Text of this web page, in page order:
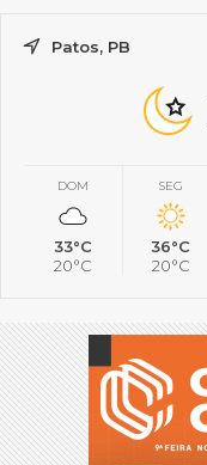
Patos, PB
DOM
33°C
20°C
SEG
36°C
20°C